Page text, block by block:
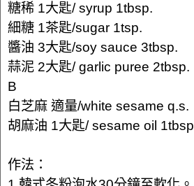
糖稀 1大匙/ syrup 1tbsp.
細糖 1茶匙/sugar 1tsp.
醬油 3大匙/soy sauce 3tbsp.
蒜泥 2大匙/ garlic puree 2tbsp.
B
白芝麻 適量/white sesame q.s.
胡麻油 1大匙/ sesame oil 1tbsp
作法：